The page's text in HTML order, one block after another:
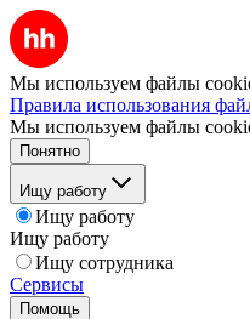
Мы используем файлы
Правила использования
Мы используем файлы
Понятно
Ищу работу
Ищу работу
Ищу работу
Ищу сотрудника
Сервисы
Помощь